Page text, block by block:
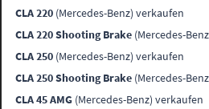
CLA 220 (Mercedes-Benz) verkaufen
CLA 220 Shooting Brake (Mercedes-
CLA 250 (Mercedes-Benz) verkaufen
CLA 250 Shooting Brake (Mercedes-
CLA 45 AMG (Mercedes-Benz) verkaufen